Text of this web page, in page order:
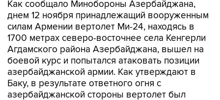
силам Армении вертолет Ми-24, находясь в
1700 метрах северо-восточнее села Кенгерли
Агдамского района Азербайджана, вышел на
боевой курс и попытался атаковать позиции
азербайджанской армии. Как утверждают в
Баку, в результате ответного огня с
азербайджанской стороны вертолет был
уничтожен.